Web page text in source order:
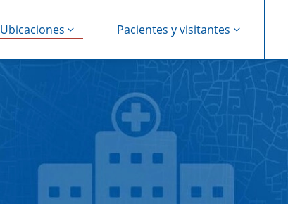
Ubicaciones Pacientes y visitantes